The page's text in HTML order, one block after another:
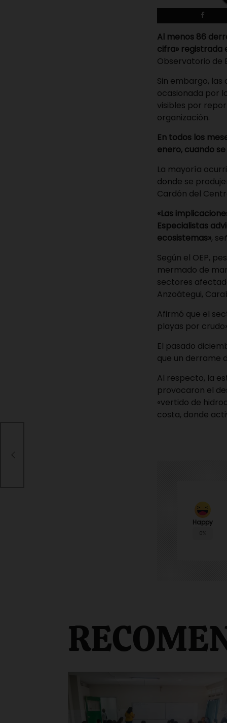
Al menos 86
cifra» registrada
Observatorio de
Sin embargo,
ocasionada por
visibles por
organización.
En todos los
enero, cuando
La mayoría
donde se
Cardón del
«Las
Especialistas
ecosistemas»,
Según el OEP,
mermado de
sectores
Anzoátegui,
Afirmó que el
playas por
El pasado
que un derrame
Al respecto, la
provocaron el
«vertido de
costa, donde
Happy
0%